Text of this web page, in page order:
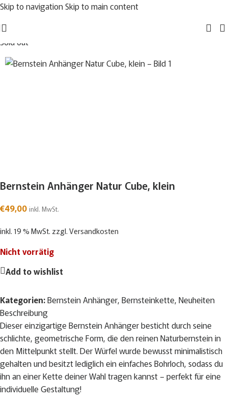
Skip to navigationSkip to main content
Sold out
Bernstein Anhänger Natur Cube, klein
€49,00 inkl. MwSt.
inkl. 19 % MwSt. zzgl.Versandkosten
Nicht vorrätig
Add to wishlist
Kategorien:Bernstein Anhänger, Bernsteinkette, Neuheiten
Beschreibung
Dieser einzigartige Bernstein Anhänger besticht durch seine
schlichte, geometrische Form, die den reinen Naturbernstein in
den Mittelpunkt stellt. Der Würfel wurde bewusst minimalistisch
gehalten und besitzt lediglich ein einfaches Bohrloch, sodass du
ihn an einer Kette deiner Wahl tragen kannst – perfekt für eine
individuelle Gestaltung!